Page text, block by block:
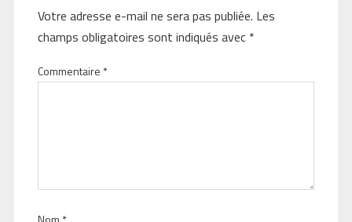
Votre adresse e-mail ne sera pas publiée. Les
champs obligatoires sont indiqués avec *
Commentaire *